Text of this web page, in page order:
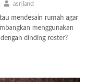
asriland
mendesain rumah agar
menggunakan
dinding roster?